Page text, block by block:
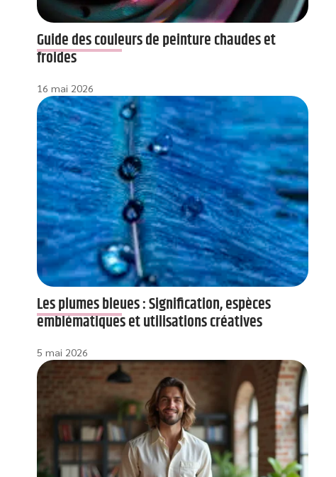
Guide des couleurs de peinture chaudes et
froides
16 mai 2026
Les plumes bleues : Signification, espèces
emblématiques et utilisations créatives
5 mai 2026